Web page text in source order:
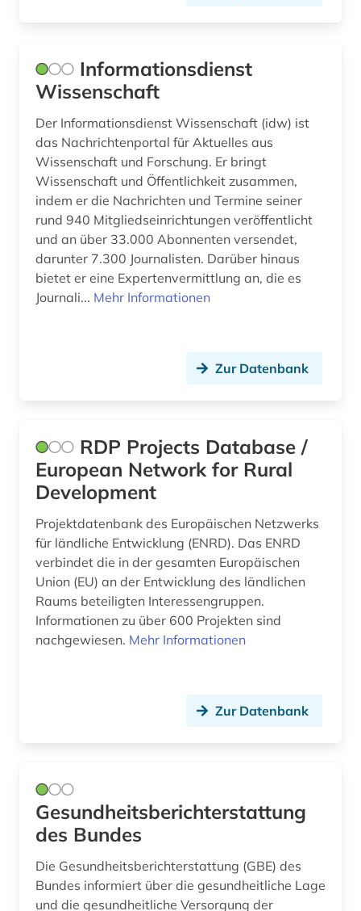
bestimmung (1)
bestäubungsökologie (1)
beton (1)
betrieb umweltschutz (1)
betriebliche altersversorgung (1)
betriebliches informationssystem (1)
betriebsanalyse (1)
betriebssicherheitsverordnung (2015) (1)
betriebssystem (1)
betriebswirtschaft (2)
beutekunst (2)
bevölkerung (6)
bevölkerungsentwicklung (4)
bevölkerungsforschung (1)
geschichte 1829 (1)
bibliografie (7)
Informationsdienst
Wissenschaft
Der Informationsdienst Wissenschaft (idw) ist
das Nachrichtenportal für Aktuelles aus
Wissenschaft und Forschung. Er bringt
Wissenschaft und Öffentlichkeit zusammen,
indem er die Nachrichten und Termine seiner
rund 940 Mitgliedseinrichtungen veröffentlicht
und an über 33.000 Abonnenten versendet,
darunter 7.300 Journalisten. Darüber hinaus
bietet er eine Expertenvermittlung an, die es
Journali... Mehr Informationen
Zur Datenbank
RDP Projects Database /
European Network for Rural
Development
Projektdatenbank des Europäischen Netzwerks
für ländliche Entwicklung (ENRD). Das ENRD
verbindet die in der gesamten Europäischen
Union (EU) an der Entwicklung des ländlichen
Raums beteiligten Interessengruppen.
Informationen zu über 600 Projekten sind
nachgewiesen. Mehr Informationen
Zur Datenbank
Gesundheitsberichterstattung
des Bundes
Die Gesundheitsberichterstattung (GBE) des
Bundes informiert über die gesundheitliche Lage
und die gesundheitliche Versorgung der